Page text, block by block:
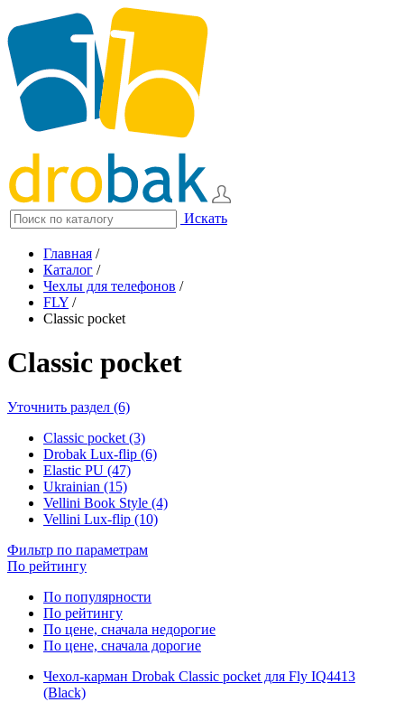
Искать
Главная /
Каталог /
Чехлы для телефонов /
FLY /
Classic pocket
Classic pocket
Уточнить раздел (6)
Classic pocket (3)
Drobak Lux-flip (6)
Elastic PU (47)
Ukrainian (15)
Vellini Book Style (4)
Vellini Lux-flip (10)
Фильтр по параметрам
По рейтингу
По популярности
По рейтингу
По цене, сначала недорогие
По цене, сначала дорогие
Чехол-карман Drobak Classic pocket для Fly IQ4413
(Black)